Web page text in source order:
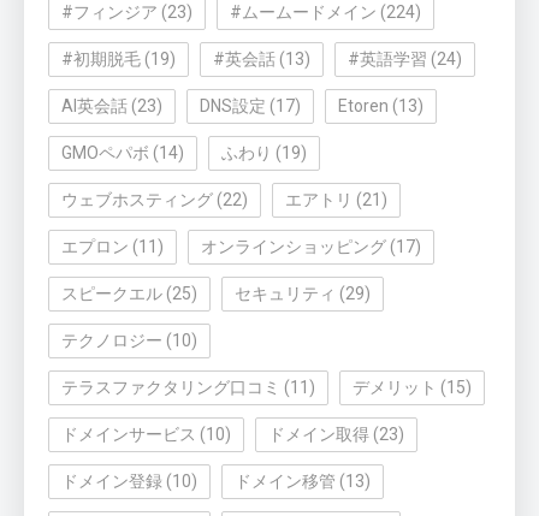
#フィンジア (23) #ムームードメイン (224)
#初期脱毛 (19) #英会話 (13) #英語学習 (24)
AI英会話 (23) DNS設定 (17) Etoren (13)
GMOペパボ (14) ふわり (19)
ウェブホスティング (22) エアトリ (21)
エプロン (11) オンラインショッピング (17)
スピークエル (25) セキュリティ (29)
テクノロジー (10)
テラスファクタリング口コミ (11) デメリット (15)
ドメインサービス (10) ドメイン取得 (23)
ドメイン登録 (10) ドメイン移管 (13)